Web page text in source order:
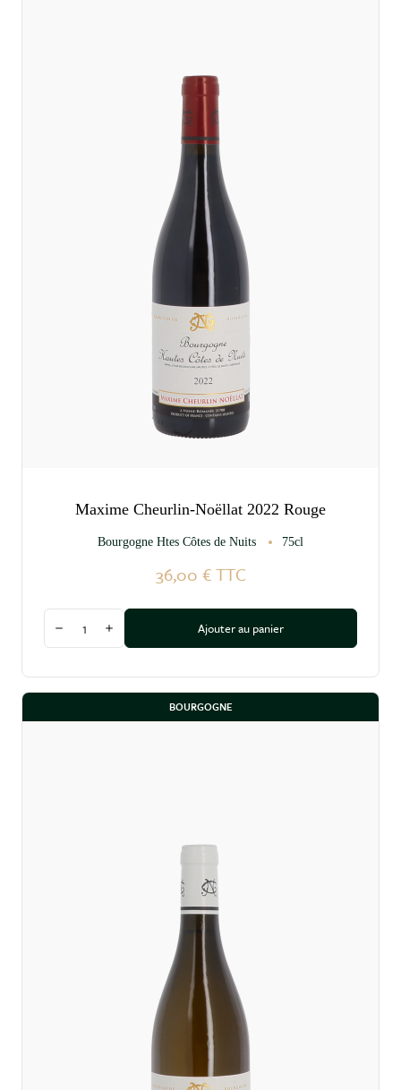
Maxime Cheurlin-Noëllat 2022 Rouge
Bourgogne Htes Côtes de Nuits 75cl
36,00 € TTC
Quantité
Diminuer la quantité
Augmenter la quantitéAjouter au panier
BOURGOGNE